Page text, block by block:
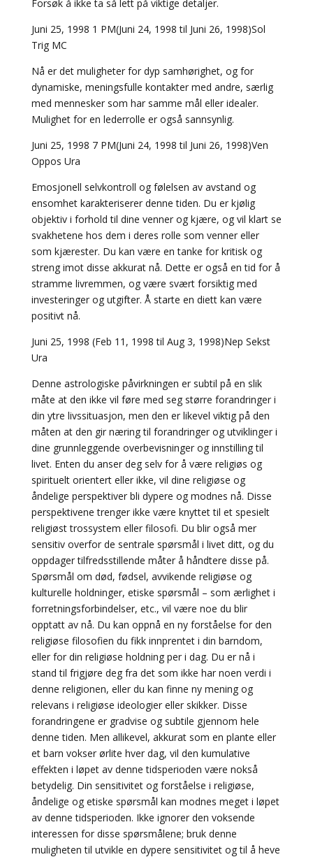
Forsøk å ikke ta så lett på viktige detaljer.
Juni 25, 1998 1 PM(Juni 24, 1998 til Juni 26, 1998)Sol
Trig MC
Nå er det muligheter for dyp samhørighet, og for
dynamiske, meningsfulle kontakter med andre, særlig
med mennesker som har samme mål eller idealer.
Mulighet for en lederrolle er også sannsynlig.
Juni 25, 1998 7 PM(Juni 24, 1998 til Juni 26, 1998)Ven
Oppos Ura
Emosjonell selvkontroll og følelsen av avstand og
ensomhet karakteriserer denne tiden. Du er kjølig
objektiv i forhold til dine venner og kjære, og vil klart se
svakhetene hos dem i deres rolle som venner eller
som kjærester. Du kan være en tanke for kritisk og
streng imot disse akkurat nå. Dette er også en tid for å
stramme livremmen, og være svært forsiktig med
investeringer og utgifter. Å starte en diett kan være
positivt nå.
Juni 25, 1998 (Feb 11, 1998 til Aug 3, 1998)Nep Sekst
Ura
Denne astrologiske påvirkningen er subtil på en slik
måte at den ikke vil føre med seg større forandringer i
din ytre livssituasjon, men den er likevel viktig på den
måten at den gir næring til forandringer og utviklinger i
dine grunnleggende overbevisninger og innstilling til
livet. Enten du anser deg selv for å være religiøs og
spirituelt orientert eller ikke, vil dine religiøse og
åndelige perspektiver bli dypere og modnes nå. Disse
perspektivene trenger ikke være knyttet til et spesielt
religiøst trossystem eller filosofi. Du blir også mer
sensitiv overfor de sentrale spørsmål i livet ditt, og du
oppdager tilfredsstillende måter å håndtere disse på.
Spørsmål om død, fødsel, avvikende religiøse og
kulturelle holdninger, etiske spørsmål – som ærlighet i
forretningsforbindelser, etc., vil være noe du blir
opptatt av nå. Du kan oppnå en ny forståelse for den
religiøse filosofien du fikk innprentet i din barndom,
eller for din religiøse holdning per i dag. Du er nå i
stand til frigjøre deg fra det som ikke har noen verdi i
denne religionen, eller du kan finne ny mening og
relevans i religiøse ideologier eller skikker. Disse
forandringene er gradvise og subtile gjennom hele
denne tiden. Men allikevel, akkurat som en plante eller
et barn vokser ørlite hver dag, vil den kumulative
effekten i løpet av denne tidsperioden være nokså
betydelig. Din sensitivitet og forståelse i religiøse,
åndelige og etiske spørsmål kan modnes meget i løpet
av denne tidsperioden. Ikke ignorer den voksende
interessen for disse spørsmålene; bruk denne
muligheten til utvikle en dypere sensitivitet og til å heve